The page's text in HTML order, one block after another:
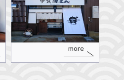
more